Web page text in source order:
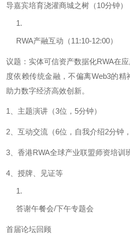
导嘉宾培育浇灌商城之树（10分钟）
RWA产融互动（11:10-12:00）
议题：实体可信资产数据化RWA在
度依赖传统金融，不偏离Web3的
助力数字经济高效创新。
1、主题演讲（3位，5分钟）
2、互动交流（6位，自我介绍2分钟
3、香港RWA全球产业联盟师资培训
4、授牌、见证等
答谢午餐会/下午专题会
首届论坛回顾